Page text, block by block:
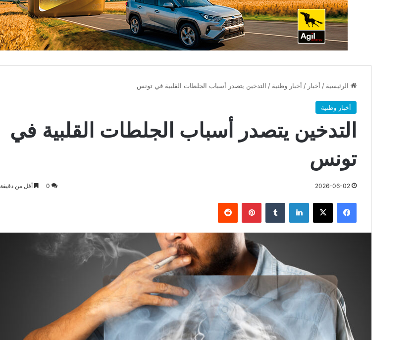
الرئيسية / أخبار / أخبار وطنية / التدخين يتصدر أسباب الجلطات القلبية في تونس
أخبار وطنية
التدخين يتصدر أسباب الجلطات القلبية في
تونس
2026-06-02
0 أقل من دقيقة
فيسبوك X لينكدإن بينتيريست